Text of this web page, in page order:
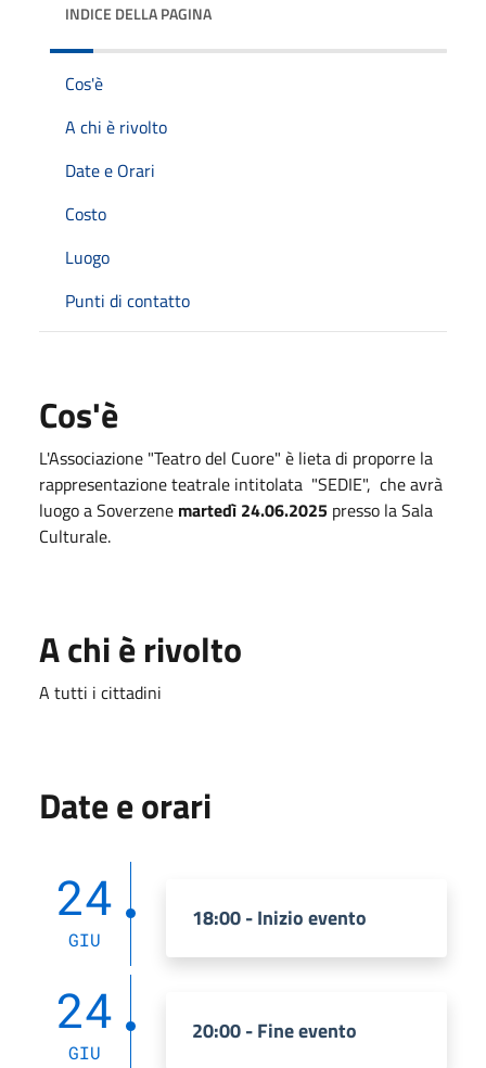
INDICE DELLA PAGINA
Cos'è
A chi è rivolto
Date e Orari
Costo
Luogo
Punti di contatto
Cos'è
L'Associazione "Teatro del Cuore" è lieta di proporre la
rappresentazione teatrale intitolata "SEDIE", che avrà
luogo a Soverzene martedì 24.06.2025 presso la Sala
Culturale.
A chi è rivolto
A tutti i cittadini
Date e orari
24
GIU
18:00 - Inizio evento
24
GIU
20:00 - Fine evento